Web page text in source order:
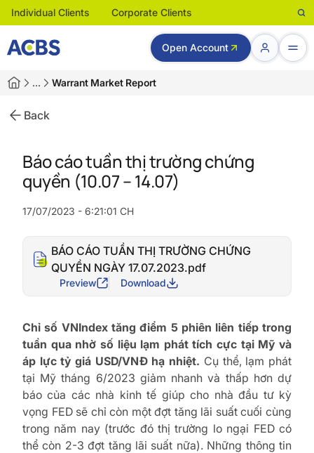
Individual Clients Corporate Clients
Open Account
… Warrant Market Report
Back
Báo cáo tuần thị trường chứng
quyền (10.07 – 14.07)
17/07/2023 - 6:21:01 CH
BÁO CÁO TUẦN THỊ TRƯỜNG CHỨNG
QUYỀN NGÀY 17.07.2023.pdf
Preview Download
Chỉ số VNIndex tăng điểm 5 phiên liên tiếp trong
tuần qua nhờ số liệu lạm phát tích cực tại Mỹ và
áp lực tỷ giá USD/VNĐ hạ nhiệt. Cụ thể, lạm phát
tại Mỹ tháng 6/2023 giảm nhanh và thấp hơn dự
báo của các nhà kinh tế giúp cho nhà đầu tư kỳ
vọng FED sẽ chỉ còn một đợt tăng lãi suất cuối cùng
trong năm nay (trước đó thị trường lo ngại FED có
thể còn 2-3 đợt tăng lãi suất nữa). Những thông tin